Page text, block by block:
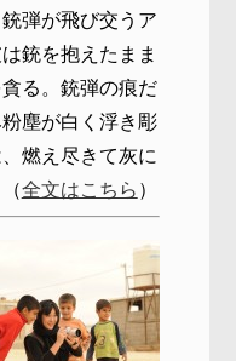
弾が飛び交うア
銃を抱えたまま
る。銃弾の痕だ
塵が白く浮き彫
燃え尽きて灰に
全文はこちら）